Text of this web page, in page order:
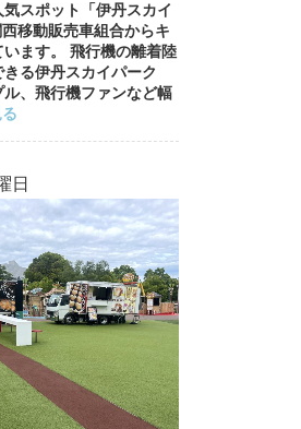
スポット「伊丹スカイ
移動販売車組合からキ
ます。 飛行機の離着陸
る伊丹スカイパーク
、飛行機ファンなど幅
日